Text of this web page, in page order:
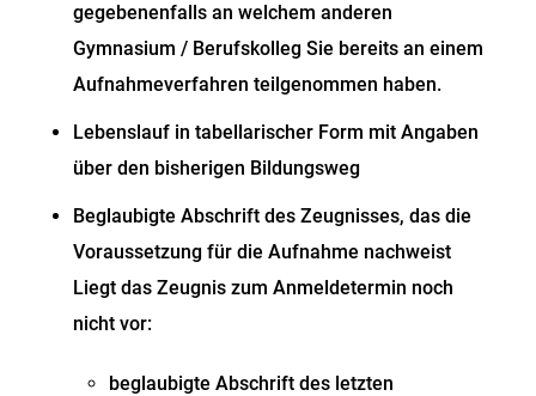
gegebenenfalls an welchem anderen
Gymnasium / Berufskolleg Sie bereits an einem
Aufnahmeverfahren teilgenommen haben.
Lebenslauf in tabellarischer Form mit Angaben
über den bisherigen Bildungsweg
Beglaubigte Abschrift des Zeugnisses, das die
Voraussetzung für die Aufnahme nachweist
Liegt das Zeugnis zum Anmeldetermin noch
nicht vor:
beglaubigte Abschrift des letzten